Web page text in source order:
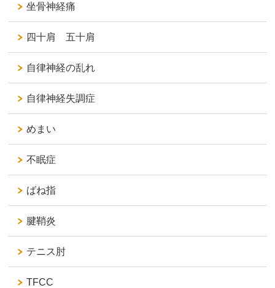
坐骨神経痛
四十肩 五十肩
自律神経の乱れ
自律神経失調症
めまい
不眠症
ばね指
腱鞘炎
テニス肘
TFCC